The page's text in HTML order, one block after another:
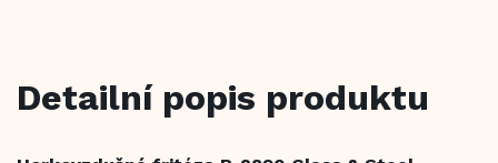
Detailní popis produktu